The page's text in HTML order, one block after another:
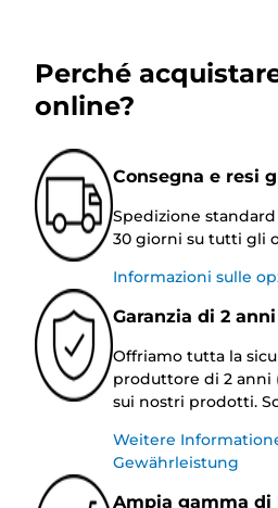
Perché
online?
Consegna e resi
Spedizione
30 giorni su tutti gli
Informazioni sulle
Garanzia di 2
Offriamo tutta la
produttore di 2 anni
sui nostri prodotti.
Weitere
Gewährleistung
Ampia gamma di